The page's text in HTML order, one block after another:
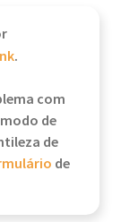
.
com
de
de
de